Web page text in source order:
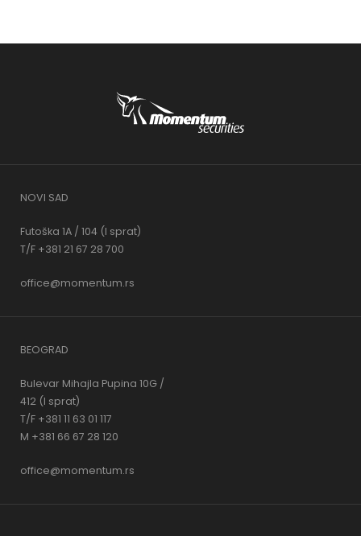
NOVI SAD
Futoška 1A / 104 (I sprat)
T/F +381 21 67 28 700
office@momentum.rs
BEOGRAD
Bulevar Mihajla Pupina 10G /
412 (I sprat)
T/F +381 11 63 01 117
M +381 66 67 28 120
office@momentum.rs